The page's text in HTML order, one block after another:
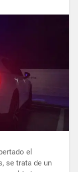
el
se trata de un